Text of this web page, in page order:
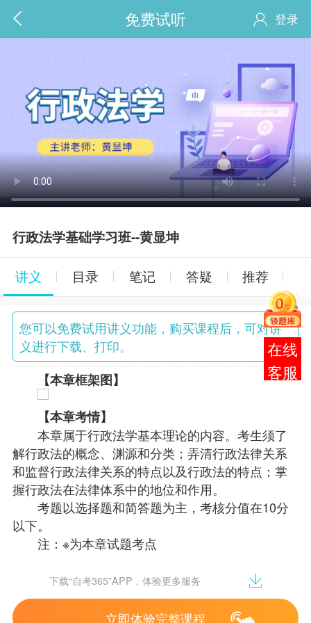
免费试听 登录
行政法学基础学习班--黄显坤
讲义 目录 笔记 答疑 推荐
您可以免费试用讲义功能，购买课程后，可对讲
义进行下载、打印。
【本章框架图】
【本章考情】
本章属于行政法学基本理论的内容。考生须了
解行政法的概念、渊源和分类；弄清行政法律关系
和监督行政法律关系的特点以及行政法的特点；掌
握行政法在法律体系中的地位和作用。
考题以选择题和简答题为主，考核分值在10分
以下。
注：※为本章试题考点
1.行政下载“自考365”APP，体验更多服务
立即体验完整课程
在线
客服